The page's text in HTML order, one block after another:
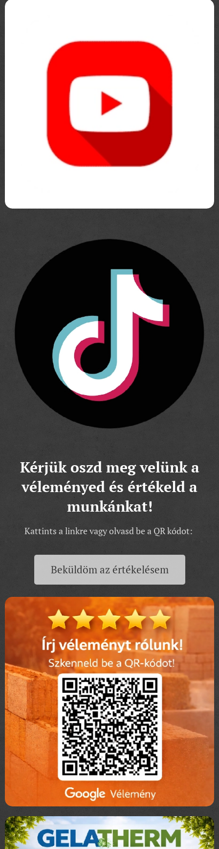
Kérjük oszd meg velünk a
véleményed és értékeld a
munkánkat!
Kattints a linkre vagy olvasd be a QR kódot:
Beküldöm az értékelésem